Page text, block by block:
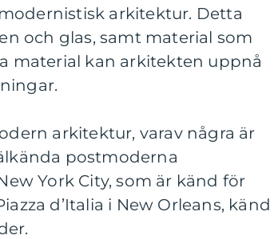
arkitektur. Detta
och glas, samt material som
material kan arkitekten uppnå
arkitektur, varav några är
postmoderna
York City, som är känd för
d’Italia i New Orleans, känd